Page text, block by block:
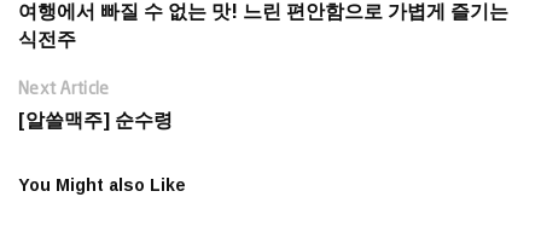
여행에서 빠질 수 없는 맛! 느린 편안함으로 가볍게 즐기는
식전주
Next Article
[알쓸맥주] 순수령
You Might also Like